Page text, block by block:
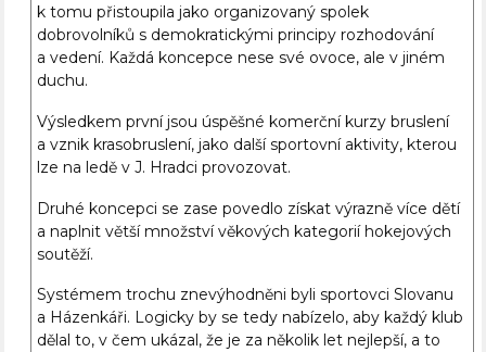
k tomu přistoupila jako organizovaný spolek
dobrovolníků s demokratickými principy rozhodování
a vedení. Každá koncepce nese své ovoce, ale v jiném
duchu.
Výsledkem první jsou úspěšné komerční kurzy bruslení
a vznik krasobruslení, jako další sportovní aktivity, kterou
lze na ledě v J. Hradci provozovat.
Druhé koncepci se zase povedlo získat výrazně více dětí
a naplnit větší množství věkových kategorií hokejových
soutěží.
Systémem trochu znevýhodněni byli sportovci Slovanu
a Házenkáři. Logicky by se tedy nabízelo, aby každý klub
dělal to, v čem ukázal, že je za několik let nejlepší, a to